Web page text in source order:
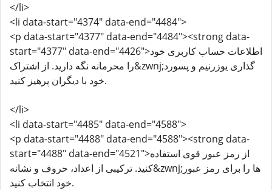
</li>
<li data-start="4374" data-end="4484">
<p data-start="4377" data-end="4484"><strong data-
start="4377" data-end="4426">اطلاعات حساب کاربری خود
را محرمانه نگه دارید. از اشتراک&zwnj;گذاری یوزرنیم و پسورد
خود با دیگران پرهیز کنید.
</li>
<li data-start="4485" data-end="4588">
<p data-start="4488" data-end="4588"><strong data-
start="4488" data-end="4521">از رمز عبور قوی استفاده
کنید. ترکیبی از اعداد، حروف و نشانه&zwnj;ها را برای رمز عبور
خود انتخاب کنید.